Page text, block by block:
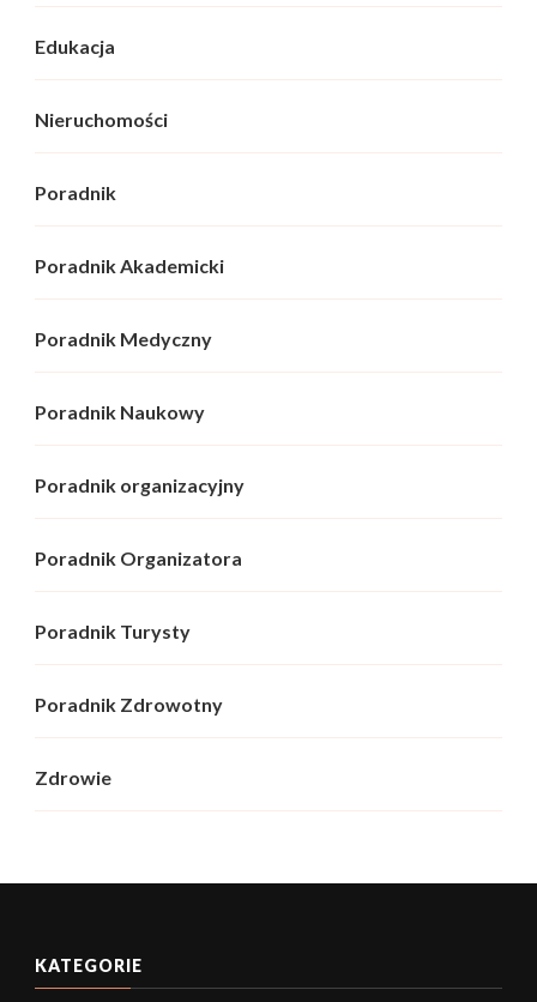
Edukacja
Nieruchomości
Poradnik
Poradnik Akademicki
Poradnik Medyczny
Poradnik Naukowy
Poradnik organizacyjny
Poradnik Organizatora
Poradnik Turysty
Poradnik Zdrowotny
Zdrowie
KATEGORIE